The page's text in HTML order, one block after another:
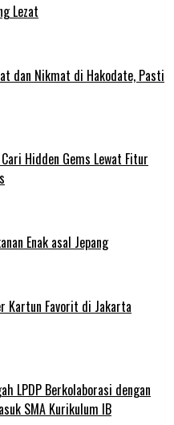
Lezat
dan Nikmat di Hakodate, Pasti
Hidden Gems Lewat Fitur
Enak asal Jepang
Kartun Favorit di Jakarta
LPDP Berkolaborasi dengan
SMA Kurikulum IB